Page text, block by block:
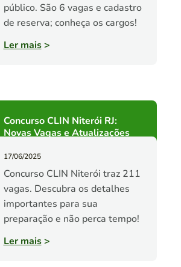
público. São 6 vagas e cadastro
de reserva; conheça os cargos!
Ler mais>
Concurso CLIN Niterói RJ:
Novas Vagas e Atualizações
17/06/2025
Concurso CLIN Niterói traz 211
vagas. Descubra os detalhes
importantes para sua
preparação e não perca tempo!
Ler mais>